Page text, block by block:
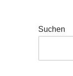
Suchen